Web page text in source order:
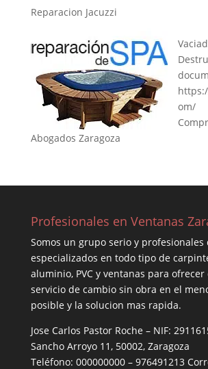
Reparacion Jacuzzi
om/
Abogados Zaragoza
Profesionales en Ventanas
Somos un grupo serio y profesionales
especializados en todo tipo de
aluminio, PVC y ventanas para
servicio de cambio sin obra en el
posible y la solucion mas rapida.
Jose Carlos Pastor Roche – NIF:
Sancho Arroyo 11, 50002, Zaragoza
Teléfono: 000000000 – 976491213